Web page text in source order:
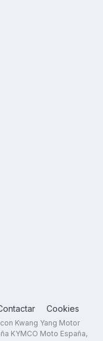
Cookies
Kwang Yang Motor
KYMCO Moto España,